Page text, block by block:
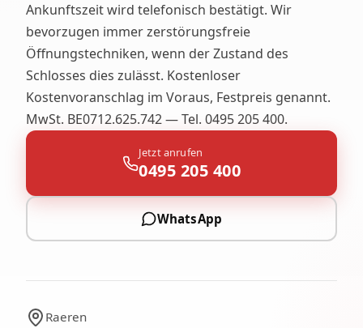
Ankunftszeit wird telefonisch bestätigt. Wir
bevorzugen immer zerstörungsfreie
Öffnungstechniken, wenn der Zustand des
Schlosses dies zulässt. Kostenloser
Kostenvoranschlag im Voraus, Festpreis genannt.
MwSt. BE0712.625.742 — Tel. 0495 205 400.
Jetzt anrufen
0495 205 400
WhatsApp
Raeren